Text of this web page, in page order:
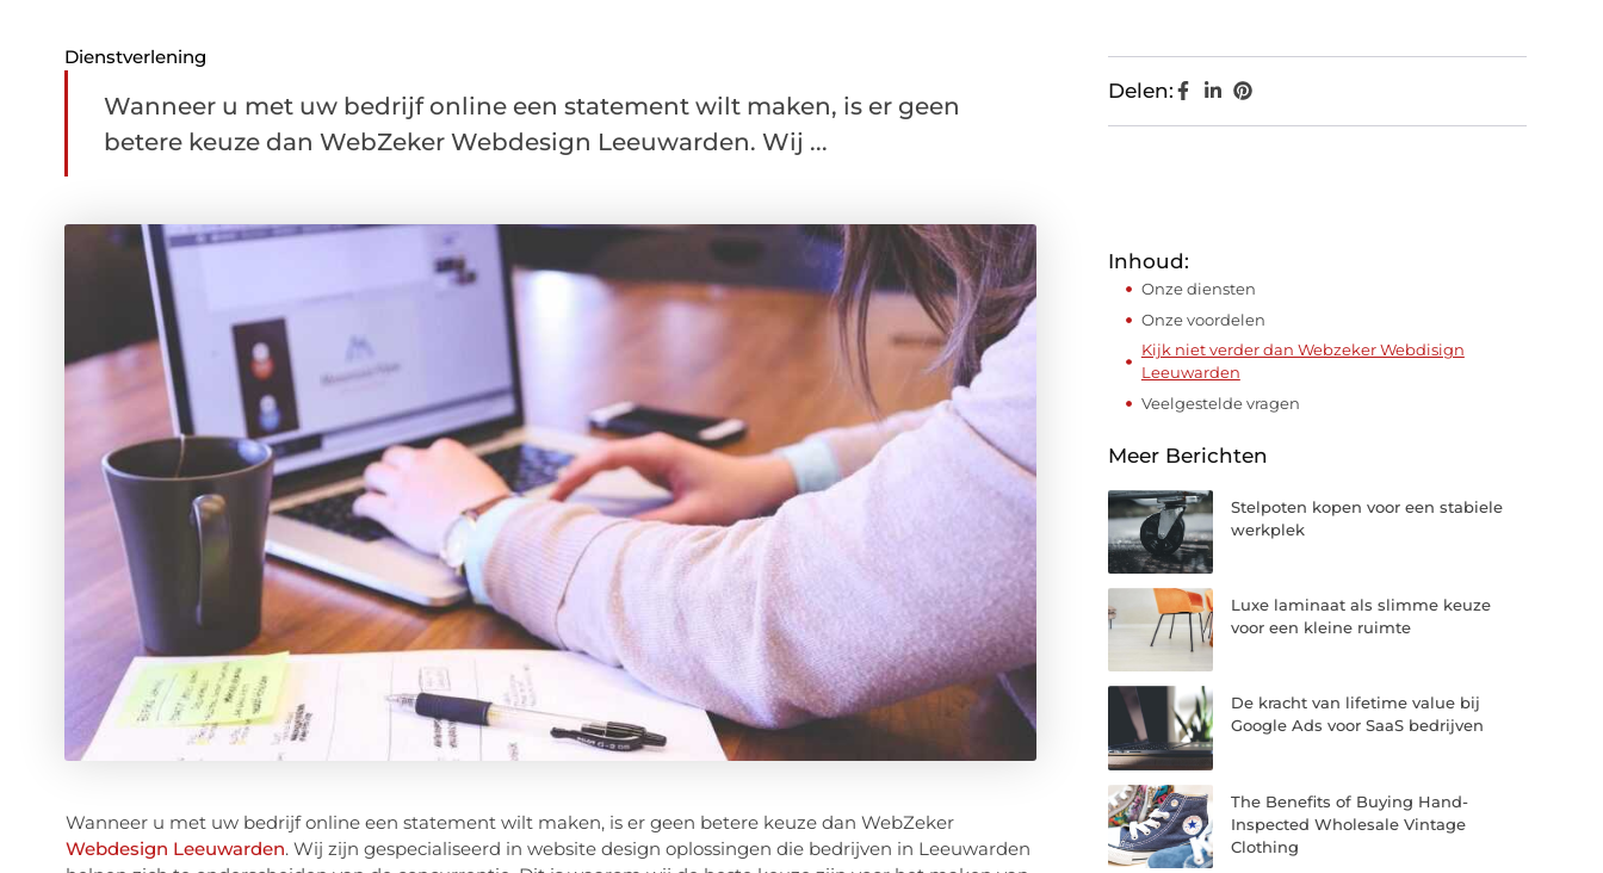
Dienstverlening
Wanneer u met uw bedrijf online een statement wilt maken, is er geen
betere keuze dan WebZeker Webdesign Leeuwarden. Wij ...
Wanneer u met uw bedrijf online een statement wilt maken, is er geen betere keuze dan WebZeker
Webdesign Leeuwarden. Wij zijn gespecialiseerd in website design oplossingen die bedrijven in Leeuwarden
Delen:
Inhoud:
Onze diensten
Onze voordelen
Kijk niet verder dan Webzeker Webdisign
Leeuwarden
Veelgestelde vragen
Meer Berichten
Stelpoten kopen voor een stabiele
werkplek
Luxe laminaat als slimme keuze
voor een kleine ruimte
De kracht van lifetime value bij
Google Ads voor SaaS bedrijven
The Benefits of Buying Hand-
Inspected Wholesale Vintage
Clothing